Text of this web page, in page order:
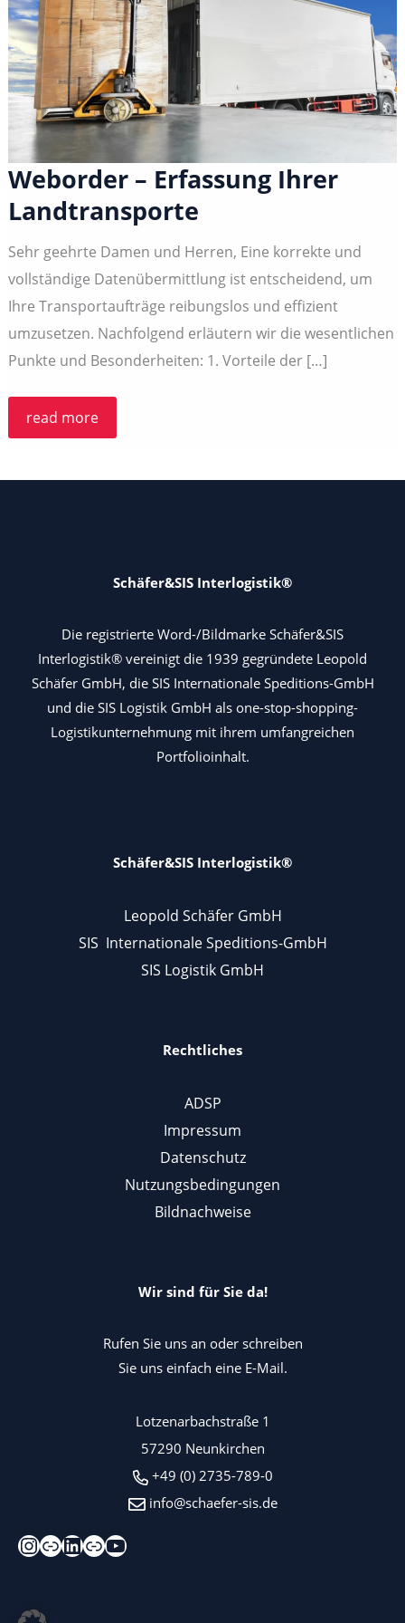
Weborder – Erfassung Ihrer
Landtransporte
Sehr geehrte Damen und Herren, Eine korrekte und
vollständige Datenübermittlung ist entscheidend, um
Ihre Transportaufträge reibungslos und effizient
umzusetzen. Nachfolgend erläutern wir die wesentlichen
Punkte und Besonderheiten: 1. Vorteile der […]
Weborder
Erfassung
read more
Schäfer&SIS Interlogistik®
Die registrierte Word-/Bildmarke Schäfer&SIS
Interlogistik® vereinigt die 1939 gegründete Leopold
Schäfer GmbH, die SIS Internationale Speditions-GmbH
und die SIS Logistik GmbH als one-stop-shopping-
Logistikunternehmung mit ihrem umfangreichen
Portfolioinhalt.
Schäfer&SIS Interlogistik®
Leopold Schäfer GmbH
SIS Internationale Speditions-GmbH
SIS Logistik GmbH
Rechtliches
ADSP
Impressum
Datenschutz
Nutzungsbedingungen
Bildnachweise
Wir sind für Sie da!
Rufen Sie uns an oder schreiben
Sie uns einfach eine E-Mail.
Lotzenarbachstraße 1
57290 Neunkirchen
+49 (0) 2735-789-0
info@schaefer-sis.de
Instagram
XingLinkedIn
Kununu
YouTube